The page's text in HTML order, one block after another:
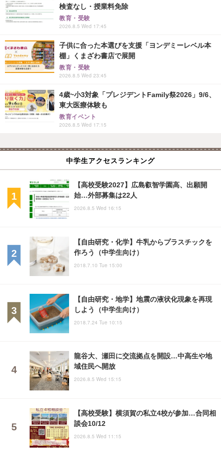
検査なし・授業料免除
教育・受験
2026.8.5 Wed 17:45
子供に合った本選びを支援「ヨンデミーレベル本
棚」くまざわ書店で展開
教育・受験
2026.8.5 Wed 23:45
4歳~小3対象「プレジデントFamily祭2026」9/6、
東大医療体験も
教育イベント
2026.8.5 Wed 17:15
中学生アクセスランキング
【高校受験2027】広島叡智学園高、出願開
始…外部募集は22人
2026.8.5 Wed 16:15
【自由研究・化学】牛乳からプラスチックを
作ろう（中学生向け）
2018.7.10 Tue 15:00
【自由研究・地学】地震の液状化現象を再現
しよう（中学生向け）
2018.7.24 Tue 10:15
龍谷大、瀬田に交流拠点を開設…中高生や地
域住民へ開放
2026.8.5 Wed 15:15
【高校受験】横須賀の私立4校が参加…合同相
談会10/12
2026.8.5 Wed 11:15